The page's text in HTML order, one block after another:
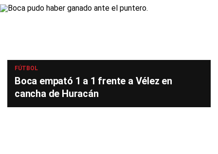
FÚTBOL
Boca empató 1 a 1 frente a Vélez en
cancha de Huracán